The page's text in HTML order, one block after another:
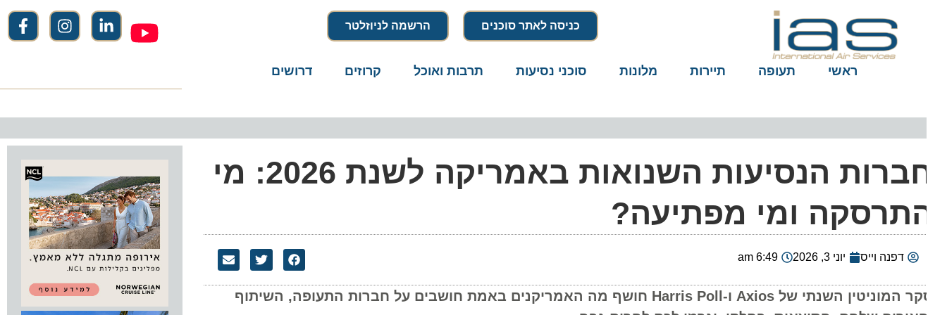
כניסה לאתר סוכנים הרשמה לניוזלטר
ראשי תעופה תיירות מלונות סוכני נסיעות תרבות ואוכל קרוזים דרושים
חברות הנסיעות השנואות באמריקה לשנת 2026: מי
ומי מפתיעה?
דפנה וייס יוני 3, 2026 6:49 am
סקר המוניטין השנתי של Axios ו-Harris Poll חושף מה האמריקנים באמת חושבים על חברות התעופה, השיתוף